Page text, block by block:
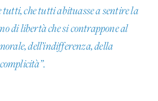
tutti, che tutti abituasse a sentire la
di libertà che si contrappone al
dell’indifferenza, della